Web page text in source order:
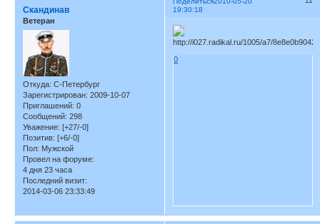
19:30:18
Скандинав
Ветеран
Откуда: С-Петербург
Зарегистрирован: 2009-10-07
Приглашений: 0
Сообщений: 298
Уважение: [+27/-0]
Позитив: [+6/-0]
Пол: Мужской
Провел на форуме:
4 дня 23 часа
Последний визит:
2014-03-06 23:33:49
0